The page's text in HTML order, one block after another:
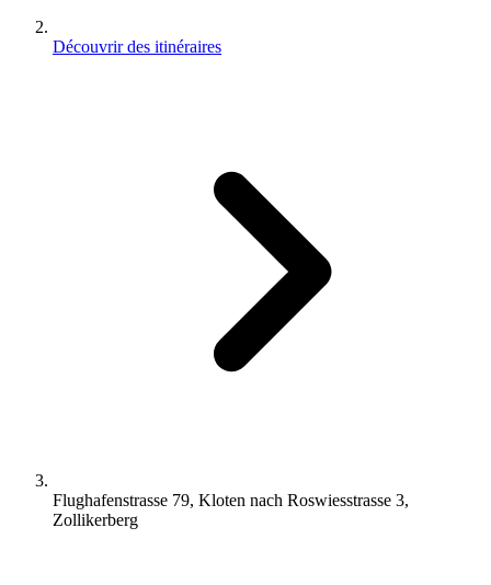
Découvrir des itinéraires
Flughafenstrasse 79, Kloten nach Roswiesstrasse 3,
Zollikerberg